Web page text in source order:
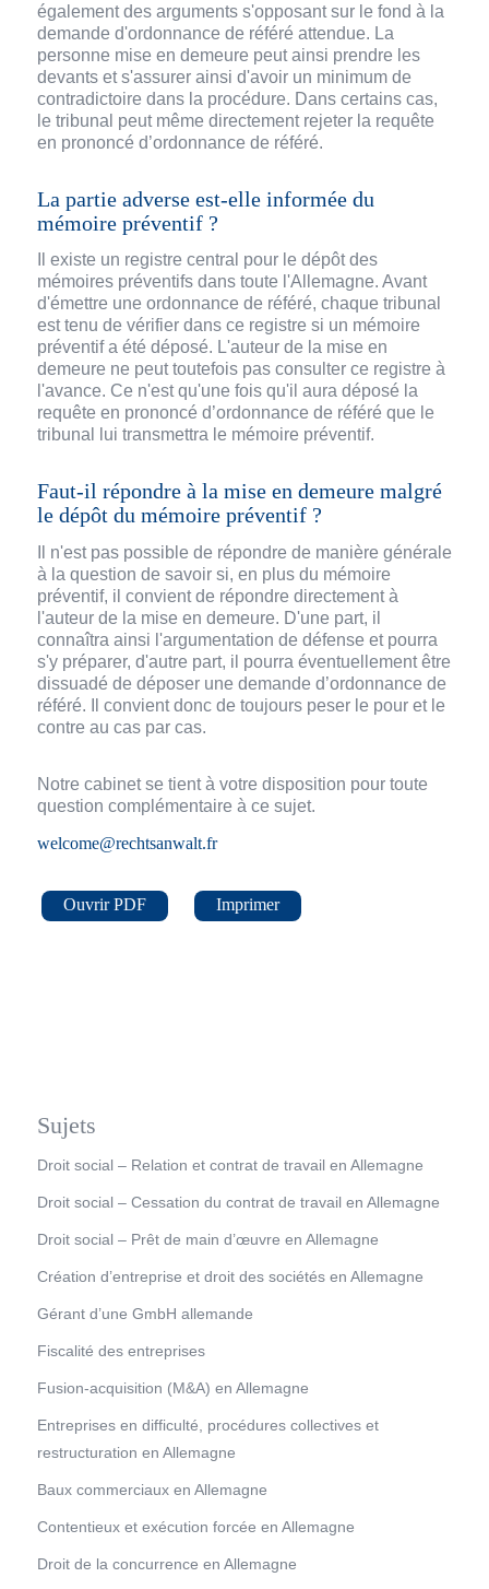
également des arguments s'opposant sur le fond à la
demande d'ordonnance de référé attendue. La
personne mise en demeure peut ainsi prendre les
devants et s'assurer ainsi d'avoir un minimum de
contradictoire dans la procédure. Dans certains cas,
le tribunal peut même directement rejeter la requête
en prononcé d’ordonnance de référé.
La partie adverse est-elle informée du
mémoire préventif ?
Il existe un registre central pour le dépôt des
mémoires préventifs dans toute l'Allemagne. Avant
d'émettre une ordonnance de référé, chaque tribunal
est tenu de vérifier dans ce registre si un mémoire
préventif a été déposé. L'auteur de la mise en
demeure ne peut toutefois pas consulter ce registre à
l'avance. Ce n'est qu'une fois qu'il aura déposé la
requête en prononcé d’ordonnance de référé que le
tribunal lui transmettra le mémoire préventif.
Faut-il répondre à la mise en demeure malgré
le dépôt du mémoire préventif ?
Il n'est pas possible de répondre de manière générale
à la question de savoir si, en plus du mémoire
préventif, il convient de répondre directement à
l'auteur de la mise en demeure. D'une part, il
connaîtra ainsi l'argumentation de défense et pourra
s'y préparer, d'autre part, il pourra éventuellement être
dissuadé de déposer une demande d’ordonnance de
référé. Il convient donc de toujours peser le pour et le
contre au cas par cas.
Notre cabinet se tient à votre disposition pour toute
question complémentaire à ce sujet.
welcome@rechtsanwalt.fr
Ouvrir PDF Imprimer
Sujets
Droit social – Relation et contrat de travail en Allemagne
Droit social – Cessation du contrat de travail en Allemagne
Droit social – Prêt de main d’œuvre en Allemagne
Création d’entreprise et droit des sociétés en Allemagne
Gérant d’une GmbH allemande
Fiscalité des entreprises
Fusion-acquisition (M&A) en Allemagne
Entreprises en difficulté, procédures collectives et
restructuration en Allemagne
Baux commerciaux en Allemagne
Contentieux et exécution forcée en Allemagne
Droit de la concurrence en Allemagne